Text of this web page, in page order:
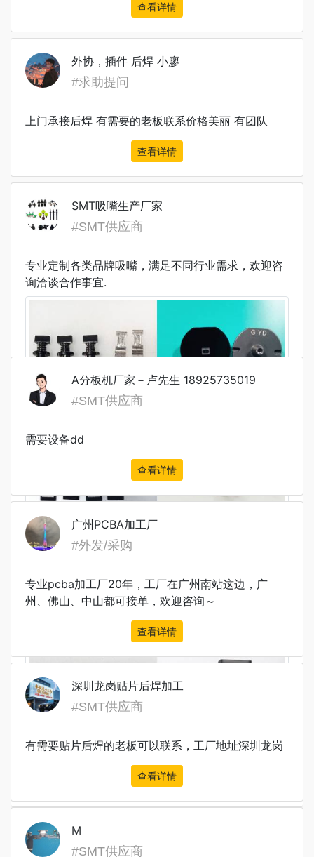
查看详情
外协，插件 后焊 小廖
#求助提问
上门承接后焊 有需要的老板联系价格美丽 有团队
查看详情
SMT吸嘴生产厂家
#SMT供应商
专业定制各类品牌吸嘴，满足不同行业需求，欢迎咨
询洽谈合作事宜.
查看详情
A分板机厂家－卢先生 18925735019
#SMT供应商
需要设备dd
查看详情
广州PCBA加工厂
#外发/采购
专业pcba加工厂20年，工厂在广州南站这边，广
州、佛山、中山都可接单，欢迎咨询～
查看详情
深圳龙岗贴片后焊加工
#SMT供应商
有需要贴片后焊的老板可以联系，工厂地址深圳龙岗
查看详情
M
#SMT供应商